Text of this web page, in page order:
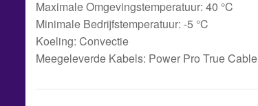
Maximale Omgevingstemperatuur: 40 °C
Minimale Bedrijfstemperatuur: -5 °C
Koeling: Convectie
Meegeleverde Kabels: Power Pro True Cable